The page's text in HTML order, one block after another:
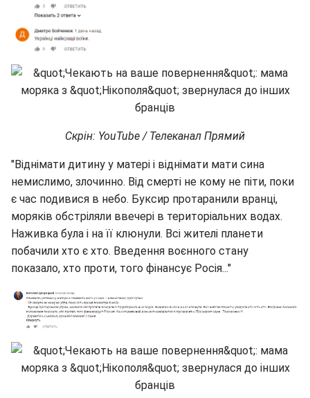
Скрін: YouTube / Телеканал Прямий
"Віднімати дитину у матері і віднімати мати сина
немислимо, злочинно. Від смерті не кому не піти, поки
є час подивися в небо. Буксир протаранили вранці,
моряків обстріляли ввечері в територіальних водах.
Наживка була і на її клюнули. Всі жителі планети
побачили хто є хто. Введення воєнного стану
показало, хто проти, того фінансує Росія..."